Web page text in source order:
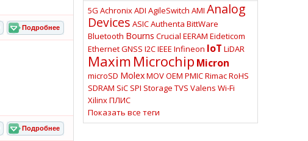
Подробнее
Подробнее
5G AchronixADI AgileSwitch AMI Analog
Devices ASICAuthenta BittWare
Bluetooth Bourns Crucial EERAM Eideticom
EthernetGNSS I2CIEEE Infineon IoT LiDAR
Maxim Microchip Micron
microSD MolexMOVOEM PMICRimacRoHS
SDRAM SiC SPI Storage TVS Valens Wi-Fi
XilinxПЛИС
Показать все теги